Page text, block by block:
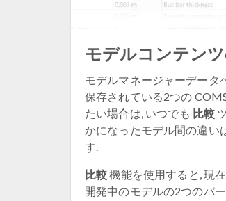
モデルコンテン
モデルマネージャーデータ
保存されている2つの
たい場合は, いつでも 比較
かになったモデル間の違い
す.
比較機能を使用すると, 現
開発中のモデルの2つのバ